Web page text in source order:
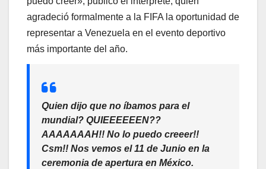
agradeció formalmente a la FIFA la oportunidad de
representar a Venezuela en el evento deportivo
más importante del año.
Quien dijo que no íbamos para el
mundial? QUIEEEEEEN??
AAAAAAAH!! No lo puedo creeer!!
Csm!! Nos vemos el 11 de Junio en la
ceremonia de apertura en México.